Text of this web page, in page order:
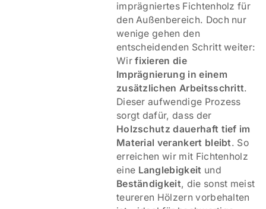
imprägniertes Fichtenholz für
den Außenbereich. Doch nur
wenige gehen den
entscheidenden Schritt weiter:
Wirfixieren die
Imprägnierung in einem
zusätzlichen Arbeitsschritt.
Dieser aufwendige Prozess
sorgt dafür, dass der
Holzschutz dauerhaft tief im
Material verankert bleibt. So
erreichen wir mit Fichtenholz
eine Langlebigkeit und
Beständigkeit, die sonst meist
teureren Hölzern vorbehalten